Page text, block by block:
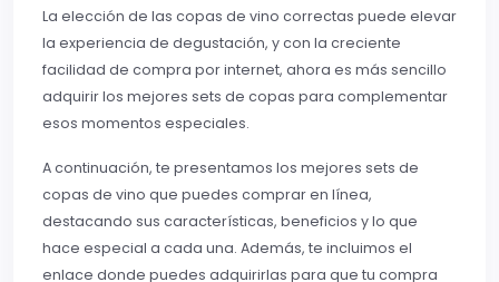
La elección de las copas de vino correctas puede elevar
la experiencia de degustación, y con la creciente
facilidad de compra por internet, ahora es más sencillo
adquirir los mejores sets de copas para complementar
esos momentos especiales.
A continuación, te presentamos los mejores sets de
copas de vino que puedes comprar en línea,
destacando sus características, beneficios y lo que
hace especial a cada una. Además, te incluimos el
enlace donde puedes adquirirlas para que tu compra